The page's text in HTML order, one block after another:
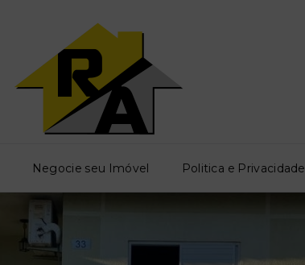
Negocie seu Imóvel Politica e Privacidade